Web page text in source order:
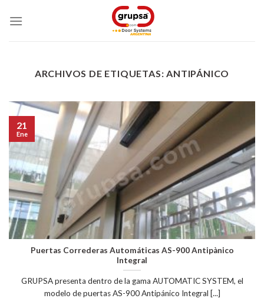
ARCHIVOS DE ETIQUETAS:ANTIPÁNICO
Puertas Correderas Automáticas AS-900 Antipànico
Integral
GRUPSA presenta dentro de la gama AUTOMATIC SYSTEM, el
modelo de puertas AS-900 Antipánico Integral [...]
21
Ene